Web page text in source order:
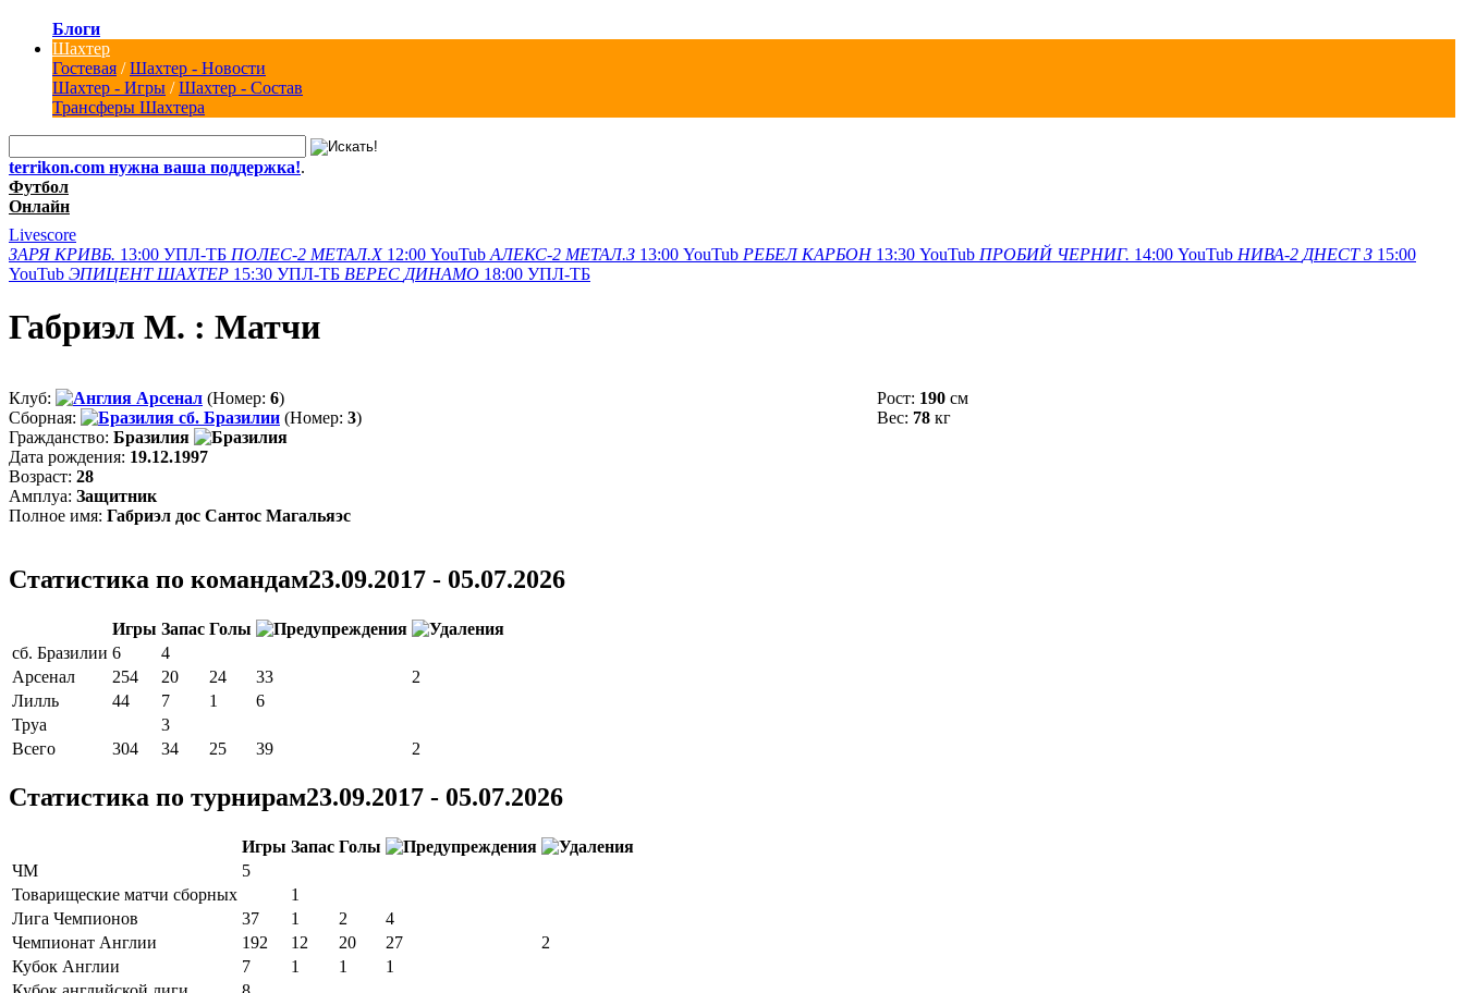
Блоги
Шахтер
Гостевая /Шахтер - Новости
Шахтер - Игры /Шахтер - Состав
Трансферы Шахтера
terrikon.com нужна ваша поддержка!.
Футбол
Онлайн
Livescore
ЗАРЯ КРИВБ. 13:00 УПЛ-ТБ ПОЛЕС-2 МЕТАЛ.Х 12:00 YouTub АЛЕКС-2 МЕТАЛ.З 13:00 YouTub РЕБЕЛ КАРБОН 13:30 YouTub ПРОБИЙ ЧЕРНИГ. 14:00 YouTub НИВА-2 ДНЕСТ З 15:00
YouTub ЭПИЦЕНТ ШАХТЕР 15:30 УПЛ-ТБ ВЕРЕС ДИНАМО 18:00 УПЛ-ТБ
Габриэл М. : Матчи
Клуб: Арсенал (Номер: 6)
Сборная:
сб. Бразилии (Номер: 3)
Гражданство: Бразилия
Дата рождения: 19.12.1997
Возраст: 28
Амплуа: Защитник
Рост: 190см
Вес: 78кг
Полное имя: Габриэл дос Сантос Магальяэс
Статистика по командам23.09.2017 - 05.07.2026
Игры Запас Голы
сб. Бразилии 6
4
Арсенал
254 20 24 33
2
Лилль
44 7 1
6
Труа
3
Всего
304 34 25 39 2
Статистика по турнирам23.09.2017 - 05.07.2026
Игры Запас Голы
ЧМ
5
Товарищеские матчи сборных
1
Лига Чемпионов
37 1 2
4
Чемпионат Англии
192 12 20 27
2
Кубок Англии
7 1 1
1